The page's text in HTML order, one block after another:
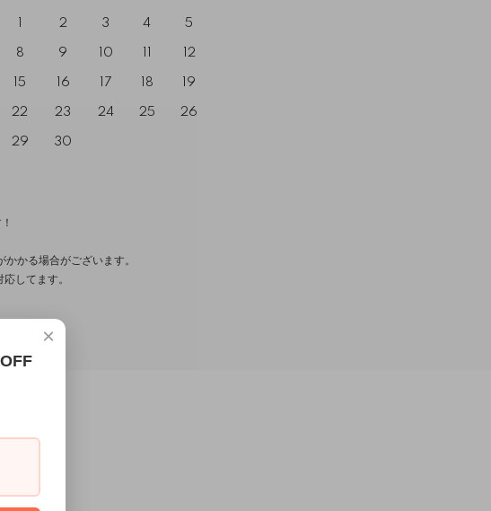
2 3 4 5
8 9 10 12
15 16 17 18 19
22 23 24 25 26
29 30
かる場合がございます。
してます。
×